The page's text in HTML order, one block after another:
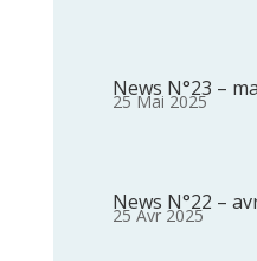
News N°23 –
25 Mai 2025
News N°22 –
25 Avr 2025